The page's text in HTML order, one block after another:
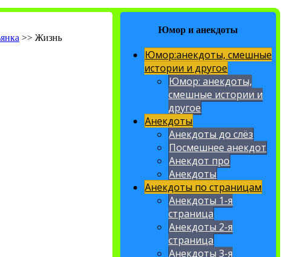
>>Жизнь
Юмор и анекдоты
Юмор:анекдоты, смешные
истории и другое
Юмор: анекдоты,
смешные истории и
другое
Анекдоты
Анекдоты до слёз
Посмешнее анекдот
Анекдот про
Анекдоты
Анекдоты по страницам
Анекдоты 1-я
страница
Анекдоты 2-я
страница
Анекдоты 3-я